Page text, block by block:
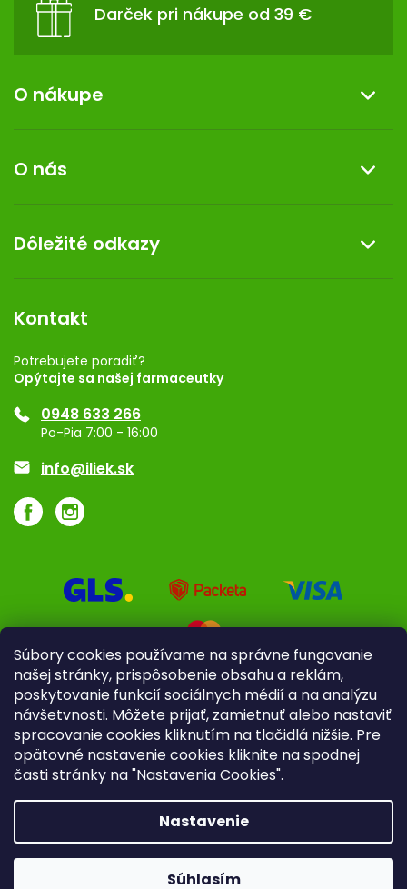
Súbory cookies používame na správne fungovanie
našej stránky, prispôsobenie obsahu a reklám,
poskytovanie funkcií sociálnych médií a na analýzu
návšetvnosti. Môžete prijať, zamietnuť alebo nastaviť
spracovanie cookies kliknutím na tlačidlá nižšie. Pre
opätovné nastavenie cookies kliknite na spodnej
časti stránky na "Nastavenia Cookies".
Nastavenie
Súhlasím
Darček pri nákupe od 39 €
O nákupe
Reklamácia a vrátenie tovaru
Doprava a platba
Darček k nákupu
O nás
Kontakt
Dermocentrum
Dôležité odkazy
Rozhodnutie na prevádzku
Registrácia
Ponuka pre firmy
Značky
Kontakt
Potrebujete poradiť?
Opýtajte sa našej farmaceutky
0948 633 266
Po-Pia 7:00 - 16:00
info@iliek.sk
Pre firmy Poradenstvo
iliek.sk. Všetky práva vyhradené.
nastavenie cookies